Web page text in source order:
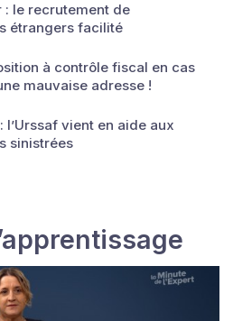
: le recrutement de
étrangers facilité
à contrôle fiscal en cas
mauvaise adresse !
l’Urssaf vient en aide aux
sinistrées